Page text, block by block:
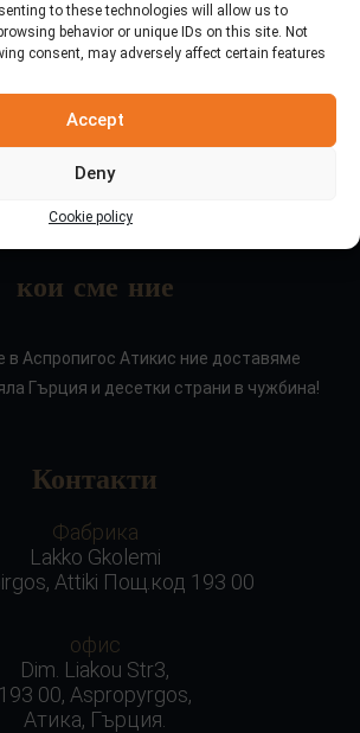
to these technologies will allow us to
behavior or unique IDs on this site. Not
consent, may adversely affect certain features
Accept
Deny
Cookie policy
кои сме ние
Аспропигос Атикис ние доставяме
Гърция и десетки страни в чужбина!
Контакти
Фабрика
Lakko Gkolemi
Attiki Пощ.код 193 00
офис
Dim. Liakou Str3,
193 00, Aspropyrgos,
Атика, Гърция.